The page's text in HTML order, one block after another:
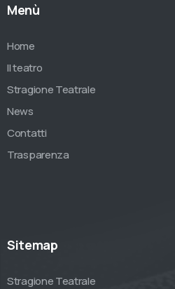
Menù
Home
Il teatro
Stragione Teatrale
News
Contatti
Trasparenza
Sitemap
Stragione Teatrale